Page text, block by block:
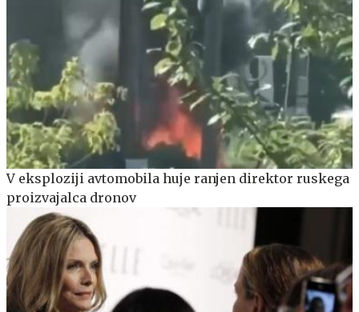
V eksploziji avtomobila huje ranjen direktor ruskega
proizvajalca dronov